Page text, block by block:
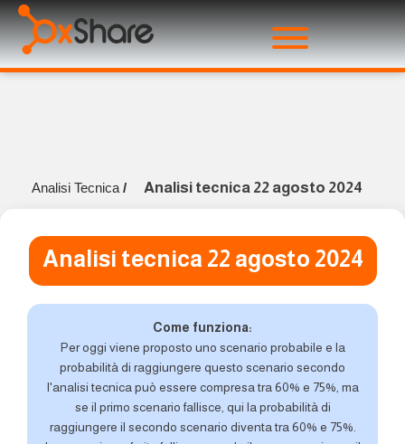
Analisi Tecnica / Analisi tecnica 22 agosto 2024
Analisi tecnica 22 agosto 2024
Come funziona:
Per oggi viene proposto uno scenario probabile e la
probabilità di raggiungere questo scenario secondo
l'analisi tecnica può essere compresa tra 60% e 75%, ma
se il primo scenario fallisce, qui la probabilità di
raggiungere il secondo scenario diventa tra 60% e 75%.